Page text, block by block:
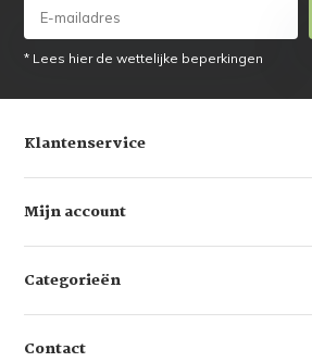
* Lees hier de wettelijke beperkingen
Klantenservice
Mijn account
Categorieën
Contact